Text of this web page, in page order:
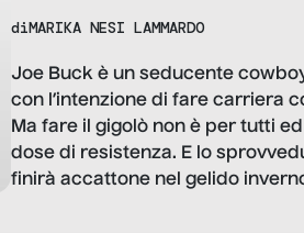
diMARIKA NESI LAMMARDO
Joe Buck è un seducente
con l’intenzione di fare carriera
Ma fare il gigolò non è per tutti
dose di resistenza. E lo
finirà accattone nel gelido